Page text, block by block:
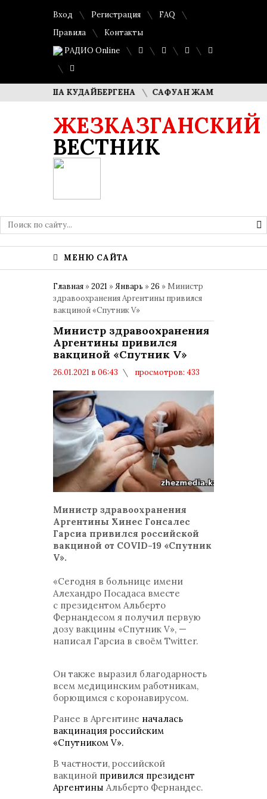
Вход Регистрация
FAQ
Правила
Контакты
РАДИО Online
ДИМАША КУДАЙБЕРГЕНА САФУАН ЖАМПЕИСОВ: «МЫ
ЖЕЗКАЗГАНСКИЙ
ВЕСТНИК
МЕНЮ САЙТА
Главная »2021 »Январь »26 » Министр
здравоохранения Аргентины привился
вакциной «Спутник V»
Министр здравоохранения
Аргентины привился
вакциной «Спутник V»
26.01.2021 в 06:43
просмотров: 433
Министр здравоохранения
Аргентины Хинес Гонсалес
Гарсиа привился российской
вакциной от COVID-19 «Спутник
V».
«Сегодня в больнице имени
Алехандро Посадаса вместе
с президентом Альберто
Фернандесом я получил первую
дозу вакцины «Спутник V», —
написал Гарсиа в своём Twitter.
Он также выразил благодарность
всем медицинским работникам,
борющимся с коронавирусом.
Ранее в Аргентине началась
вакцинация российским
«Спутником V».
В частности, российской
вакциной привился президент
Аргентины Альберто Фернандес.